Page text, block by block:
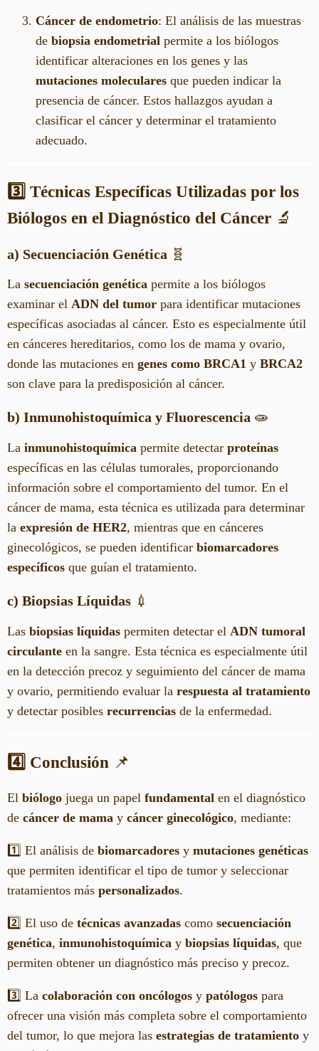
Cáncer de endometrio: El análisis de las muestras
de biopsia endometrial permite a los biólogos
identificar alteraciones en los genes y las
mutaciones moleculares que pueden indicar la
presencia de cáncer. Estos hallazgos ayudan a
clasificar el cáncer y determinar el tratamiento
adecuado.
3️⃣ Técnicas Específicas Utilizadas por los
Biólogos en el Diagnóstico del Cáncer 🔬
a) Secuenciación Genética 🧬
La secuenciación genética permite a los biólogos
examinar el ADN del tumor para identificar mutaciones
específicas asociadas al cáncer. Esto es especialmente útil
en cánceres hereditarios, como los de mama y ovario,
donde las mutaciones en genes como BRCA1 y BRCA2
son clave para la predisposición al cáncer.
b) Inmunohistoquímica y Fluorescencia 🧫
La inmunohistoquímica permite detectar proteínas
específicas en las células tumorales, proporcionando
información sobre el comportamiento del tumor. En el
cáncer de mama, esta técnica es utilizada para determinar
la expresión de HER2, mientras que en cánceres
ginecológicos, se pueden identificar biomarcadores
específicos que guían el tratamiento.
c) Biopsias Líquidas 💉
Las biopsias líquidas permiten detectar el ADN tumoral
circulante en la sangre. Esta técnica es especialmente útil
en la detección precoz y seguimiento del cáncer de mama
y ovario, permitiendo evaluar la respuesta al tratamiento
y detectar posibles recurrencias de la enfermedad.
4️⃣ Conclusión 📌
El biólogo juega un papel fundamental en el diagnóstico
de cáncer de mama y cáncer ginecológico, mediante:
1️⃣ El análisis de biomarcadores y mutaciones genéticas
que permiten identificar el tipo de tumor y seleccionar
tratamientos más personalizados.
2️⃣ El uso de técnicas avanzadas como secuenciación
genética, inmunohistoquímica y biopsias líquidas, que
permiten obtener un diagnóstico más preciso y precoz.
3️⃣ La colaboración con oncólogos y patólogos para
ofrecer una visión más completa sobre el comportamiento
del tumor, lo que mejora las estrategias de tratamiento y